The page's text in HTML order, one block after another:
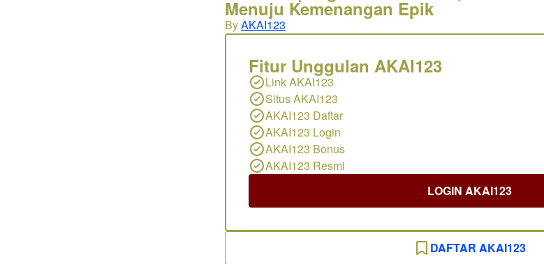
Menuju Kemenangan Epik
ByAKAI123
Fitur Unggulan AKAI123
Link AKAI123
Situs AKAI123
AKAI123 Daftar
AKAI123 Login
AKAI123 Bonus
AKAI123 Resmi
LOGIN AKAI123
DAFTAR AKAI123